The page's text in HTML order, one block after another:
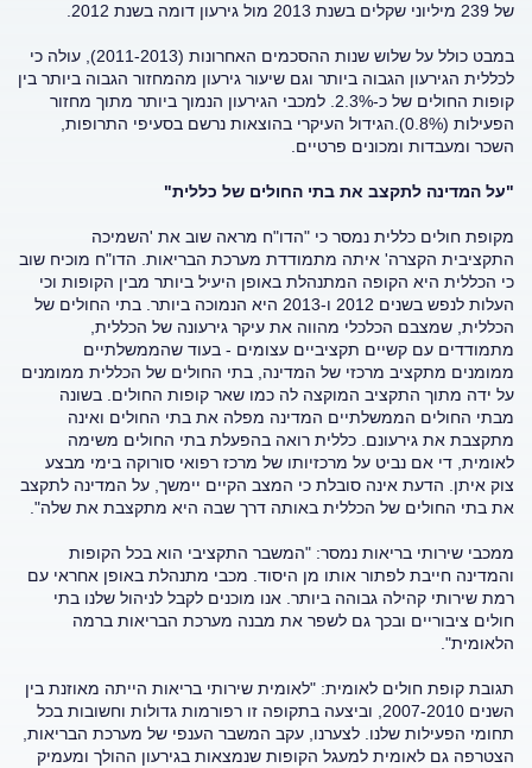
של 239 מיליוני שקלים בשנת 2013 מול גירעון דומה בשנת 2012.
במבט כולל על שלוש שנות ההסכמים האחרונות (2011-2013), עולה כי
לכללית הגירעון הגבוה ביותר וגם שיעור גירעון מהמחזור הגבוה ביותר בין
קופות החולים של כ-2.3%. למכבי הגירעון הנמוך ביותר מתוך מחזור
הפעילות (0.8%).הגידול העיקרי בהוצאות נרשם בסעיפי התרופות,
השכר ומעבדות ומכונים פרטיים.
"על המדינה לתקצב את בתי החולים של כללית"
מקופת חולים כללית נמסר כי "הדו"ח מראה שוב את 'השמיכה
התקציבית הקצרה' איתה מתמודדת מערכת הבריאות. הדו"ח מוכיח שוב
כי הכללית היא הקופה המתנהלת באופן היעיל ביותר מבין הקופות וכי
העלות לנפש בשנים 2012 ו-2013 היא הנמוכה ביותר. בתי החולים של
הכללית, שמצבם הכלכלי מהווה את עיקר גירעונה של הכללית,
מתמודדים עם קשיים תקציביים עצומים - בעוד שהממשלתיים
ממומנים מתקציב מרכזי של המדינה, בתי החולים של הכללית ממומנים
על ידה מתוך התקציב המוקצה לה כמו שאר קופות החולים. בשונה
מבתי החולים הממשלתיים המדינה מפלה את בתי החולים ואינה
מתקצבת את גירעונם. כללית רואה בהפעלת בתי החולים משימה
לאומית, די אם נביט על מרכזיותו של מרכז רפואי סורוקה בימי מבצע
צוק איתן. הדעת אינה סובלת כי המצב הקיים יימשך, על המדינה לתקצב
את בתי החולים של הכללית באותה דרך שבה היא מתקצבת את שלה".
ממכבי שירותי בריאות נמסר: "המשבר התקציבי הוא בכל הקופות
והמדינה חייבת לפתור אותו מן היסוד. מכבי מתנהלת באופן אחראי עם
רמת שירותי קהילה גבוהה ביותר. אנו מוכנים לקבל לניהול שלנו בתי
חולים ציבוריים ובכך גם לשפר את מבנה מערכת הבריאות ברמה
הלאומית".
תגובת קופת חולים לאומית: "לאומית שירותי בריאות הייתה מאוזנת בין
השנים 2007-2010, וביצעה בתקופה זו רפורמות גדולות וחשובות בכל
תחומי הפעילות שלנו. לצערנו, עקב המשבר הענפי של מערכת הבריאות,
הצטרפה גם לאומית למעגל הקופות שנמצאות בגירעון ההולך ומעמיק